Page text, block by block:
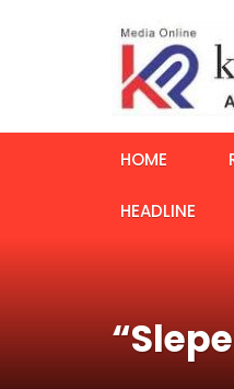
HOME
HEADLINE